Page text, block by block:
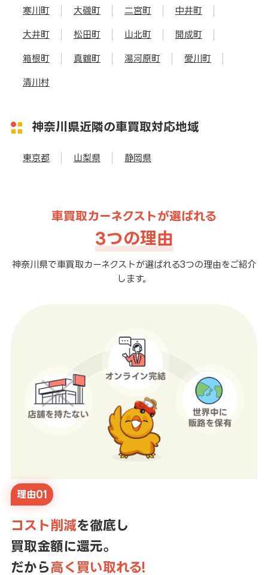
寒川町 大磯町 二宮町 中井町
大井町 松田町 山北町 開成町
箱根町 真鶴町 湯河原町 愛川町
清川村
神奈川県近隣の車買取対応地域
東京都 山梨県 静岡県
車買取カーネクストが選ばれる
3つの理由
神奈川県で車買取カーネクストが選ばれる3つの理由をご紹介
します。
理由01
コスト削減を徹底し
買取金額に還元。
だから高く買い取れる!